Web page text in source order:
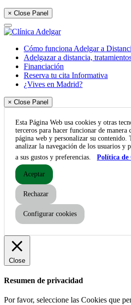
× Close Panel
Cómo funciona Adelgar a
Adelgazar a distancia,
Financiación
Reserva tu cita Informativa
¿Vives en Madrid?
× Close Panel
Esta Página Web usa cookies y otras
terceros para hacer funcionar de manera
página web y personalizar su contenido.
analizar la navegación de los usuarios y
a sus gustos y preferencias.
Política de
Aceptar
Rechazar
Configurar cookies
Close
Resumen de privacidad
Por favor, seleccione las Cookies que